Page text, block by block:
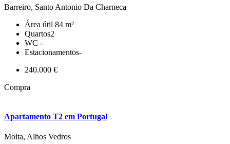
Barreiro, Santo Antonio Da Charneca
Área útil 84 m²
Quartos2
WC -
Estacionamentos-
240.000 €
Compra
Apartamento T2 em Portugal
Moita, Alhos Vedros